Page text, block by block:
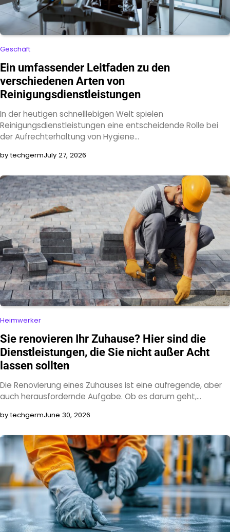
Geschäft
Ein umfassender Leitfaden zu den
verschiedenen Arten von
Reinigungsdienstleistungen
In der heutigen schnelllebigen Welt spielen
Reinigungsdienstleistungen eine entscheidende Rolle bei
der Aufrechterhaltung von Hygiene…
by techgermJuly 27, 2026
Heimwerker
Sie renovieren Ihr Zuhause? Hier sind die
Dienstleistungen, die Sie nicht außer Acht
lassen sollten
Die Renovierung eines Zuhauses ist eine aufregende, aber
auch herausfordernde Aufgabe. Ob es darum geht,…
by techgermJune 30, 2026